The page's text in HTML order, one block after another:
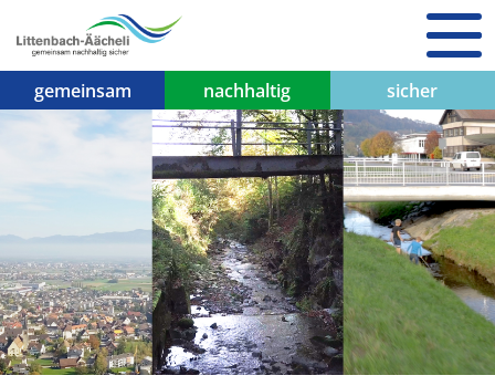
gemeinsam nachhaltig sicher